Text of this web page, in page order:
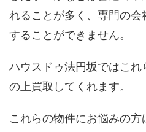
れることが多く、専門の
することができません。
ハウスドゥ法円坂ではこ
の上買取してくれます。
これらの物件にお悩みの